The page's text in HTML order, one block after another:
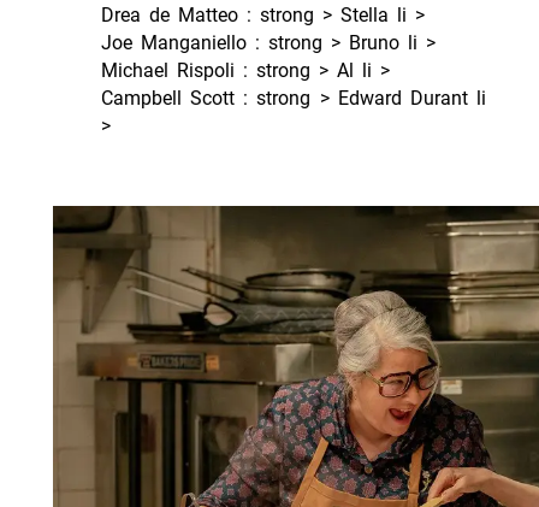
Drea de Matteo : strong > Stella li >
Joe Manganiello : strong > Bruno li >
Michael Rispoli : strong > Al li >
Campbell Scott : strong > Edward Durant li
>